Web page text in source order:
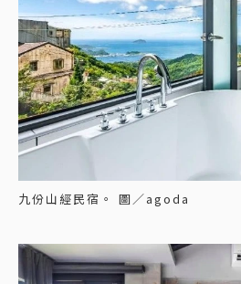
九份山經民宿。 圖／agoda